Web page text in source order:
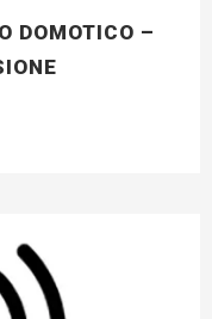
DOMOTICO –